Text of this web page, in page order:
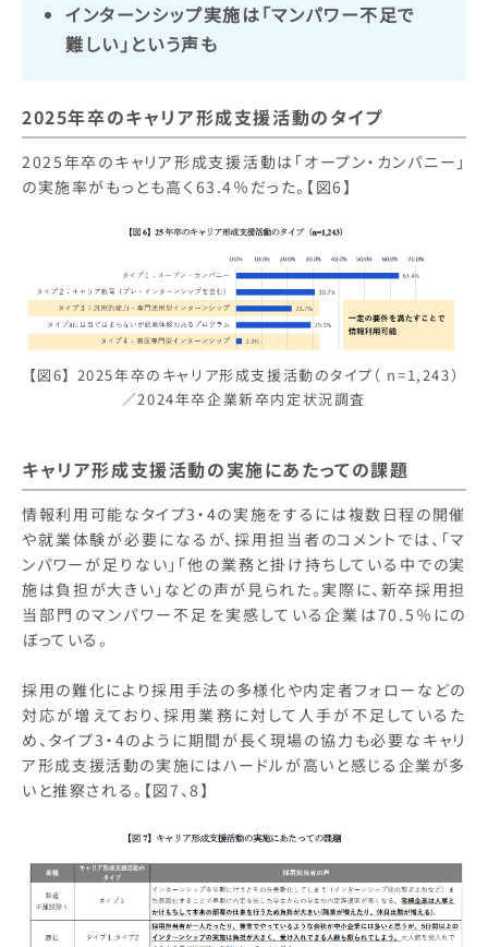
インターンシップ実施は「マンパワー不足で
難しい」という声も
2025年卒のキャリア形成支援活動のタイプ
2025年卒のキャリア形成支援活動は「オープン・カンパニー」
の実施率がもっとも高く63.4％だった。【図6】
【図6】 2025年卒のキャリア形成支援活動のタイプ（ n=1,243）
／2024年卒企業新卒内定状況調査
キャリア形成支援活動の実施にあたっての課題
情報利用可能なタイプ3・4の実施をするには複数日程の開催
や就業体験が必要になるが、採用担当者のコメントでは、「マ
ンパワーが足りない」「他の業務と掛け持ちしている中での実
施は負担が大きい」などの声が見られた。実際に、新卒採用担
当部門のマンパワー不足を実感している企業は70.5％にの
ぼっている。
採用の難化により採用手法の多様化や内定者フォローなどの
対応が増えており、採用業務に対して人手が不足しているた
め、タイプ3・4のように期間が長く現場の協力も必要なキャリ
ア形成支援活動の実施にはハードルが高いと感じる企業が多
いと推察される。【図7、8】